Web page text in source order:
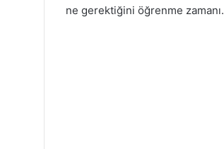
ne gerektiğini öğrenme zamanı.